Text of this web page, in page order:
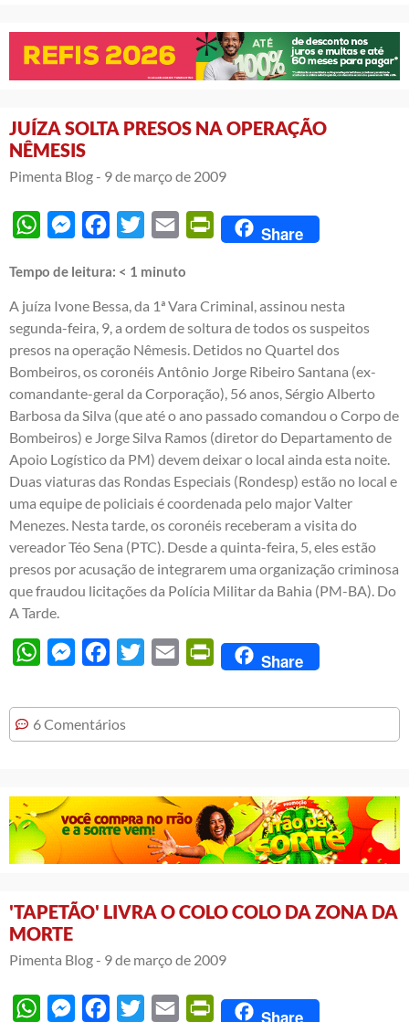
JUÍZA SOLTA PRESOS NA OPERAÇÃO
NÊMESIS
Pimenta Blog - 9 de março de 2009
WhatsAppMessengerFacebook
Twitter Email PrintFriendly
Share
Tempo de leitura: < 1 minuto
A juíza Ivone Bessa, da 1ª Vara Criminal, assinou nesta
segunda-feira, 9, a ordem de soltura de todos os suspeitos
presos na operação Nêmesis. Detidos no Quartel dos
Bombeiros, os coronéis Antônio Jorge Ribeiro Santana (ex-
comandante-geral da Corporação), 56 anos, Sérgio Alberto
Barbosa da Silva (que até o ano passado comandou o Corpo de
Bombeiros) e Jorge Silva Ramos (diretor do Departamento de
Apoio Logístico da PM) devem deixar o local ainda esta noite.
Duas viaturas das Rondas Especiais (Rondesp) estão no local e
uma equipe de policiais é coordenada pelo major Valter
Menezes. Nesta tarde, os coronéis receberam a visita do
vereador Téo Sena (PTC). Desde a quinta-feira, 5, eles estão
presos por acusação de integrarem uma organização criminosa
que fraudou licitações da Polícia Militar da Bahia (PM-BA). Do
A Tarde.
WhatsAppMessengerFacebook
Twitter Email PrintFriendly
Share
6 Comentários
'TAPETÃO' LIVRA O COLO COLO DA ZONA DA
MORTE
Pimenta Blog - 9 de março de 2009
WhatsAppMessengerFacebook
Twitter Email PrintFriendly
Share